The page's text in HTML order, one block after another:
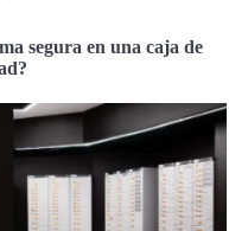
segura en una caja de